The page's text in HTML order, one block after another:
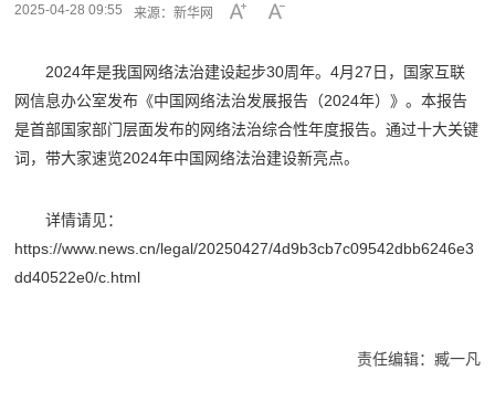
2025-04-28 09:55 来源：新华网
2024年是我国网络法治建设起步30周年。4月27日，国家互联
网信息办公室发布《中国网络法治发展报告（2024年）》。本报告
是首部国家部门层面发布的网络法治综合性年度报告。通过十大关键
词，带大家速览2024年中国网络法治建设新亮点。
详情请见：
https://www.news.cn/legal/20250427/4d9b3cb7c09542dbb6246e3
dd40522e0/c.html
责任编辑：臧一凡